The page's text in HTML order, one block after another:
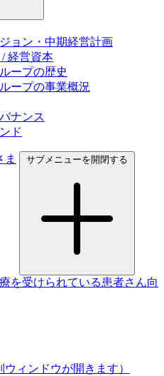
ョン・中期経営計画
経営資本
ープの歴史
ープの事業概況
ナンス
ド
ま サブメニューを開閉する
を受けられている患者さん向
ウィンドウが開きます）